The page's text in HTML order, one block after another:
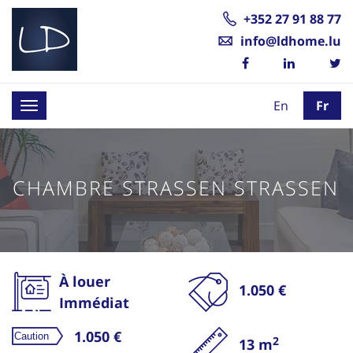
+352 27 91 88 77
info@ldhome.lu
Toggle
navigation
En Fr
CHAMBRE STRASSEN STRASSEN
À louer
Immédiat
1.050 €
1.050 € 13 m2